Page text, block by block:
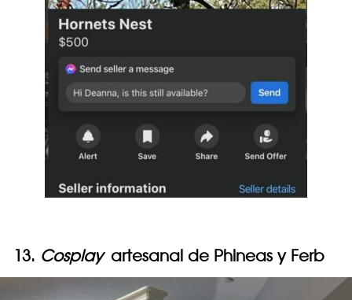
13. Cosplayartesanal de Phineas y Ferb